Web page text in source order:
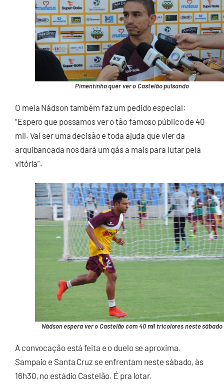
Pimentinha quer ver o Castelão pulsando
O meia Nádson também faz um pedido especial:
“Espero que possamos ver o tão famoso público de 40
mil. Vai ser uma decisão e toda ajuda que vier da
arquibancada nos dará um gás a mais para lutar pela
vitória”.
Nádson espera ver o Castelão com 40 mil tricolores neste sábado
A convocação está feita e o duelo se aproxima.
Sampaio e Santa Cruz se enfrentam neste sábado, às
16h30, no estádio Castelão. É pra lotar.